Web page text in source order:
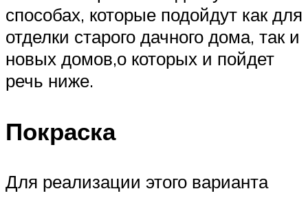
способах, которые подойдут как для
отделки старого дачного дома, так и
новых домов,о которых и пойдет
речь ниже.
Покраска
Для реализации этого варианта